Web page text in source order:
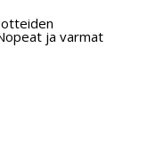
ja varmat